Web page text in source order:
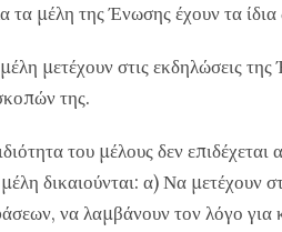
τα μέλη της Ένωσης έχουν τα
μετέχουν στις εκδηλώσεις
της.
του μέλους δεν
δικαιούνται: α) Να μετέχουν
να λαμβάνουν τον λόγο για